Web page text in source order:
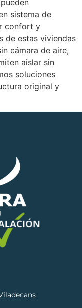
sistema de
confort y
de estas viviendas
cámara de aire,
aislar sin
soluciones
original y